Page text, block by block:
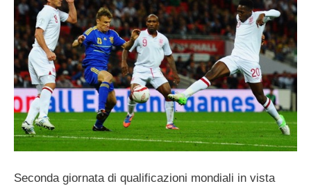
Seconda giornata di qualificazioni mondiali in vista